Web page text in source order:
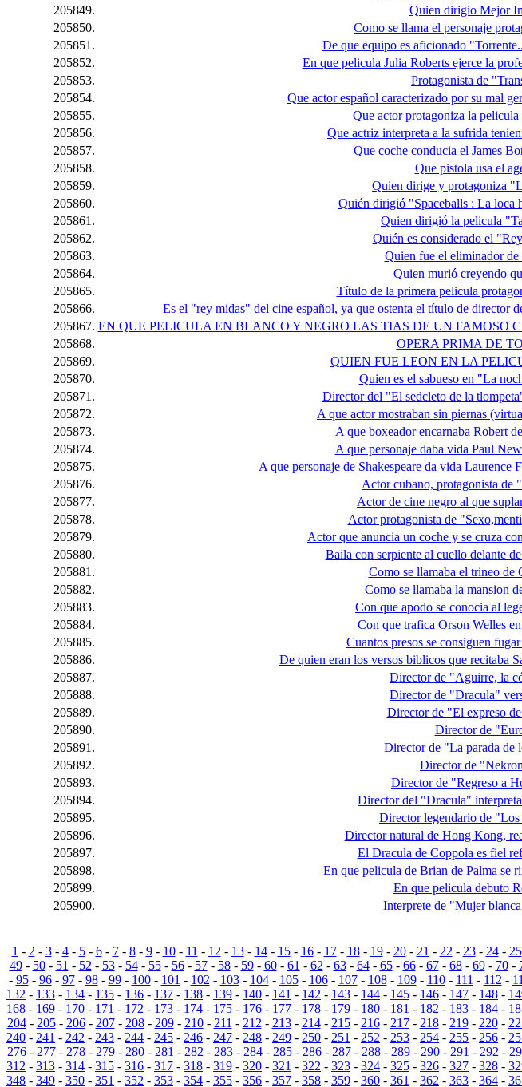
205849.
Quien dirigio Mejor
205850.
Como se llama el personaje
205851.
De que equipo es aficionado
205852.
En que pelicula Julia Roberts ejerce la
205853.
Protagonista de
205854.
Que actor español caracterizado por su mal
205855.
Que actor protagoniza la
205856.
Que actriz interpreta a la sufrida
205857.
Que coche conducia el James
205858.
Que pistola usa el
205859.
Quien dirige y protagoniza
205860.
Quién dirigió "Spaceballs : La loca
205861.
Quien dirigió la pelicula
205862.
Quién es considerado el
205863.
Quien fue el eliminador de
205864.
Quien murió creyendo
205865.
Título de la primera pelicula
205866.
Es el "rey midas" del cine español, ya que ostenta el título de director
205867. EN QUE PELICULA EN BLANCO Y NEGRO LAS TIAS DE UN FAMOSO
205868.
OPERA PRIMA DE
205869.
QUIEN FUE LEON EN LA
205870.
Quien es el sabueso en "La
205871.
Director del "El sedcleto de la
205872.
A que actor mostraban sin piernas
205873.
A que boxeador encarnaba Robert
205874.
A que personaje daba vida Paul
205875.
A que personaje de Shakespeare da vida Laurence
205876.
Actor cubano, protagonista de
205877.
Actor de cine negro al que
205878.
Actor protagonista de
205879.
Actor que anuncia un coche y se cruza
205880.
Baila con serpiente al cuello delante
205881.
Como se llamaba el trineo de
205882.
Como se llamaba la mansion
205883.
Con que apodo se conocia al
205884.
Con que trafica Orson Welles
205885.
Cuantos presos se consiguen
205886.
De quien eran los versos biblicos que recitaba
205887.
Director de "Aguirre, la
205888.
Director de "Dracula"
205889.
Director de "El expreso
205890.
Director de
205891.
Director de "La parada de
205892.
Director de
205893.
Director de "Regreso a
205894.
Director del "Dracula"
205895.
Director legendario de "Los
205896.
Director natural de Hong Kong,
205897.
El Dracula de Coppola es fiel
205898.
En que pelicula de Brian de Palma se
205899.
En que pelicula debuto
205900.
Interprete de "Mujer
1 - 2 - 3- 4- 5- 6- 7- 8- 9- 10- 11 - 12 - 13- 14- 15- 16- 17- 18- 19- 20- 21 - 22 - 23- 24- 25
49- 50- 51 - 52 - 53- 54- 55- 56- 57- 58- 59- 60- 61 - 62 - 63- 64- 65- 66- 67- 68- 69- 70-
- 95- 96- 97- 98- 99- 100- 101 - 102 - 103- 104- 105- 106- 107- 108- 109- 110- 111 - 112 -
132 - 133 - 134 - 135 - 136 - 137 - 138 - 139 - 140 - 141 - 142 - 143 - 144 - 145 - 146 - 147 - 148 -
168 - 169 - 170 - 171 - 172 - 173 - 174 - 175 - 176 - 177 - 178 - 179 - 180 - 181 - 182 - 183 - 184 -
204- 205- 206- 207- 208- 209- 210- 211 - 212 - 213- 214- 215- 216- 217- 218- 219- 220-
240 - 241 - 242 - 243 - 244 - 245 - 246 - 247 - 248 - 249 - 250 - 251 - 252 - 253 - 254 - 255 - 256 -
276- 277- 278- 279- 280- 281 - 282 - 283- 284- 285- 286- 287- 288- 289- 290- 291 - 292 -
312 - 313 - 314 - 315 - 316 - 317 - 318 - 319 - 320 - 321 - 322 - 323 - 324 - 325 - 326 - 327 - 328 -
348 - 349 - 350 - 351 - 352 - 353 - 354 - 355 - 356 - 357 - 358 - 359 - 360 - 361 - 362 - 363 - 364 -